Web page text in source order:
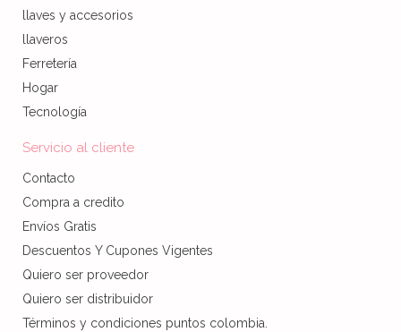
llaves y accesorios
llaveros
Ferretería
Hogar
Tecnología
Servicio al cliente
Contacto
Compra a credito
Envíos Gratis
Descuentos Y Cupones Vigentes
Quiero ser proveedor
Quiero ser distribuidor
Términos y condiciones puntos colombia.